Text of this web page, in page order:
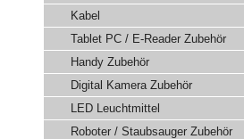
Kabel
Tablet PC / E-Reader Zubehör
Handy Zubehör
Digital Kamera Zubehör
LED Leuchtmittel
Roboter / Staubsauger Zubehör